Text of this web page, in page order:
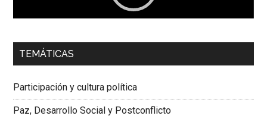
00:00 01:04
Colombiana
TEMÁTICAS
Participación y cultura política
Paz, Desarrollo Social y Postconflicto